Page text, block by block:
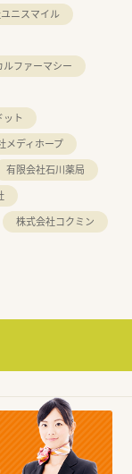
ニスマイル
ファーマシー
ト
メディホープ
有限会社石川薬局
株式会社コクミン